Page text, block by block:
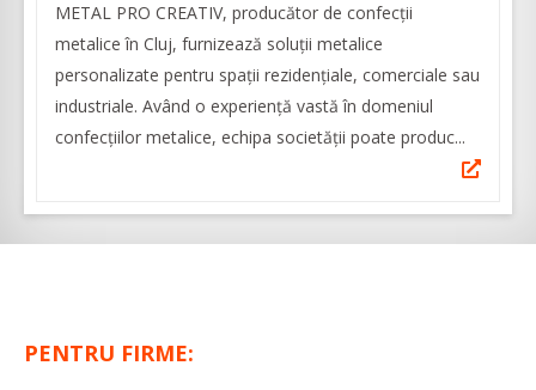
METAL PRO CREATIV, producător de confecții
metalice în Cluj, furnizează soluții metalice
personalizate pentru spații rezidențiale, comerciale sau
industriale. Având o experienţă vastă în domeniul
confecţiilor metalice, echipa societăţii poate produc...
PENTRU FIRME: